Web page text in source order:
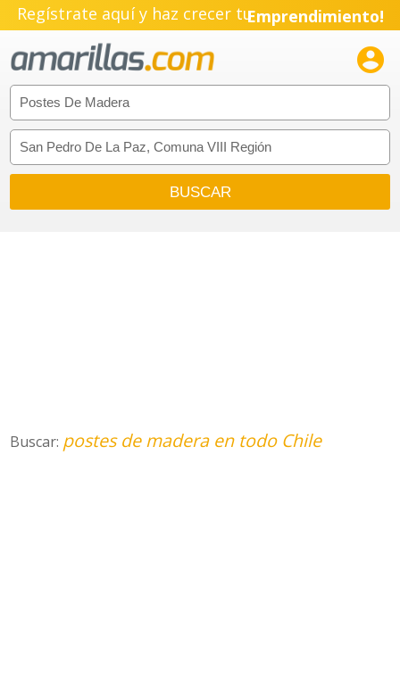
Regístrate aquí y haz crecer tuEmprendimiento!

Buscar: postes de madera en todo Chile